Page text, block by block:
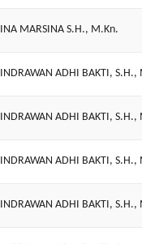
INA MARSINA S.H., M.Kn.
INDRAWAN ADHI BAKTI,
INDRAWAN ADHI BAKTI,
INDRAWAN ADHI BAKTI,
INDRAWAN ADHI BAKTI,